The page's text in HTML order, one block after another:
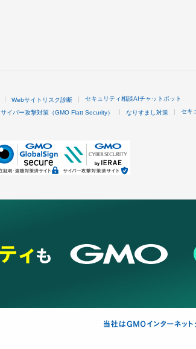
Webサイトリスク診断 セキュリティ相談AIチャットボット
サイバー攻撃対策（GMO Flatt Security） なりすまし対策 セキ